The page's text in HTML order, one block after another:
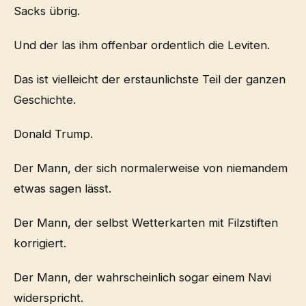
Sacks übrig.
Und der las ihm offenbar ordentlich die Leviten.
Das ist vielleicht der erstaunlichste Teil der ganzen
Geschichte.
Donald Trump.
Der Mann, der sich normalerweise von niemandem
etwas sagen lässt.
Der Mann, der selbst Wetterkarten mit Filzstiften
korrigiert.
Der Mann, der wahrscheinlich sogar einem Navi
widerspricht.